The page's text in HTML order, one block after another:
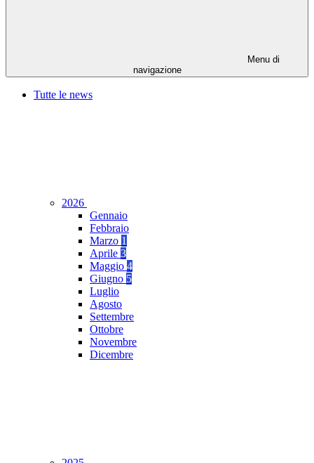
Menu di
navigazione
Tutte le news
2026
Gennaio
Febbraio
Marzo 1
Aprile 3
Maggio 4
Giugno 5
Luglio
Agosto
Settembre
Ottobre
Novembre
Dicembre